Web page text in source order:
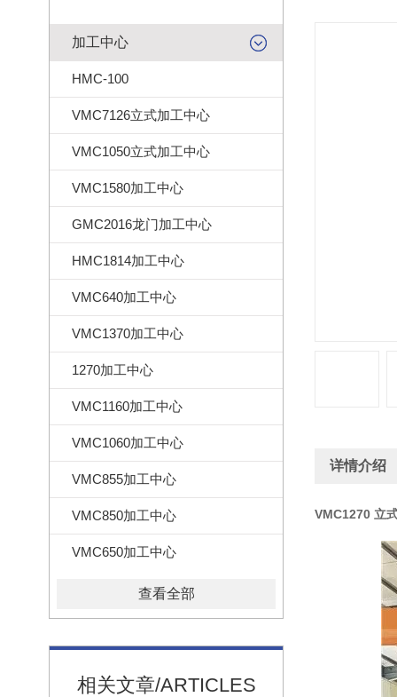
加工中心
HMC-100
VMC7126立式加工中心
VMC1050立式加工中心
VMC1580加工中心
GMC2016龙门加工中心
HMC1814加工中心
VMC640加工中心
VMC1370加工中心
1270加工中心
VMC1160加工中心
VMC1060加工中心
VMC855加工中心
VMC850加工中心
VMC650加工中心
查看全部
相关文章/ARTICLES
详情介绍
VMC1270 立